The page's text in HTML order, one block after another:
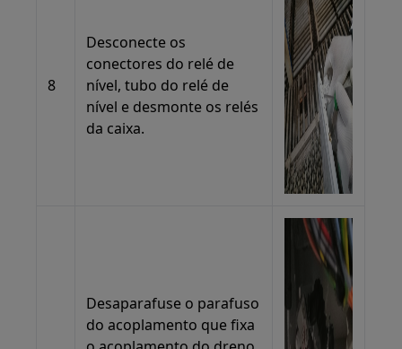
8
Desconecte os
conectores do relé de
nível, tubo do relé de
nível e desmonte os relés
da caixa.
Desaparafuse o parafuso
do acoplamento que fixa